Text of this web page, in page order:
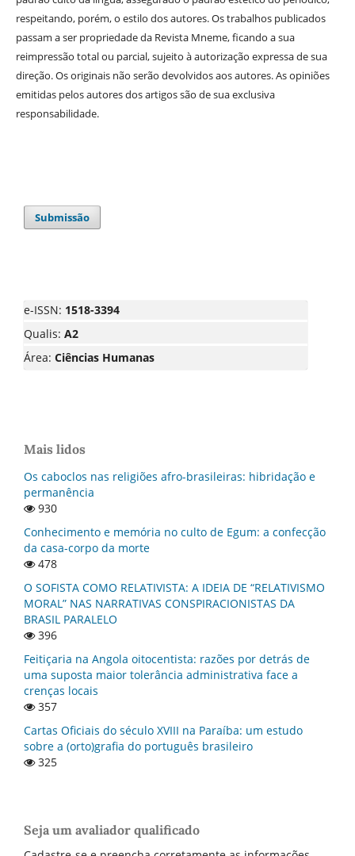
respeitando, porém, o estilo dos autores. Os trabalhos publicados
passam a ser propriedade da Revista Mneme, ficando a sua
reimpressão total ou parcial, sujeito à autorização expressa de sua
direção. Os originais não serão devolvidos aos autores. As opiniões
emitidas pelos autores dos artigos são de sua exclusiva
responsabilidade.
Submissão
e-ISSN: 1518-3394
Qualis: A2
Área: Ciências Humanas
Mais lidos
Os caboclos nas religiões afro-brasileiras: hibridação e
permanência
930
Conhecimento e memória no culto de Egum: a confecção
da casa-corpo da morte
478
O SOFISTA COMO RELATIVISTA: A IDEIA DE “RELATIVISMO
MORAL” NAS NARRATIVAS CONSPIRACIONISTAS DA
BRASIL PARALELO
396
Feitiçaria na Angola oitocentista: razões por detrás de
uma suposta maior tolerância administrativa face a
crenças locais
357
Cartas Oficiais do século XVIII na Paraí­ba: um estudo
sobre a (orto)grafia do português brasileiro
325
Seja um avaliador qualificado